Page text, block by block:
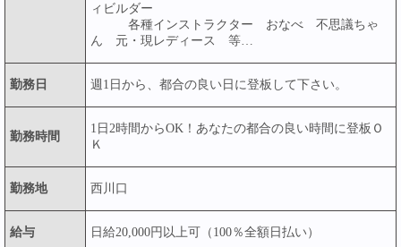
ィビルダー
各種インストラクター おなべ 不思議ちゃ
ん 元・現レディース 等…
勤務日 週1日から、都合の良い日に登板して下さい。
勤務時間
1日2時間からOK！あなたの都合の良い時間に登板Ｏ
Ｋ
勤務地 西川口
給与 日給20,000円以上可（100％全額日払い）